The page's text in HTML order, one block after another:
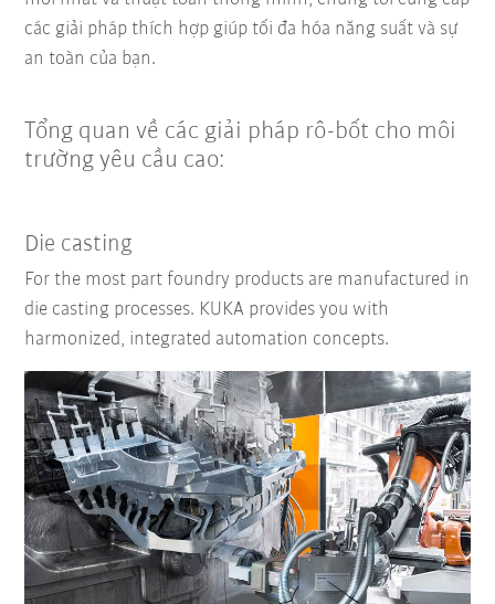
các giải pháp thích hợp giúp tối đa hóa năng suất và sự
an toàn của bạn.
Tổng quan về các giải pháp rô-bốt cho môi
trường yêu cầu cao:
Die casting
For the most part foundry products are manufactured in
die casting processes. KUKA provides you with
harmonized, integrated automation concepts.